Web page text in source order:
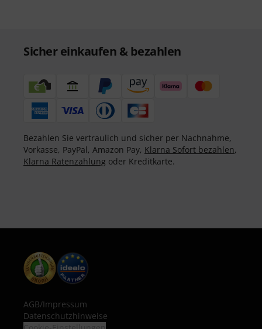
Sicher einkaufen & bezahlen
Bezahlen Sie vertraulich und sicher per Nachnahme,
Vorkasse, PayPal, Amazon Pay, Klarna Sofort bezahlen,
Klarna Ratenzahlung oder Kreditkarte.
AGB/Impressum
Datenschutzhinweise